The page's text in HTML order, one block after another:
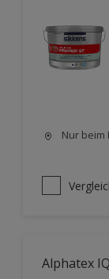
Nur beim
Alphatex IQ